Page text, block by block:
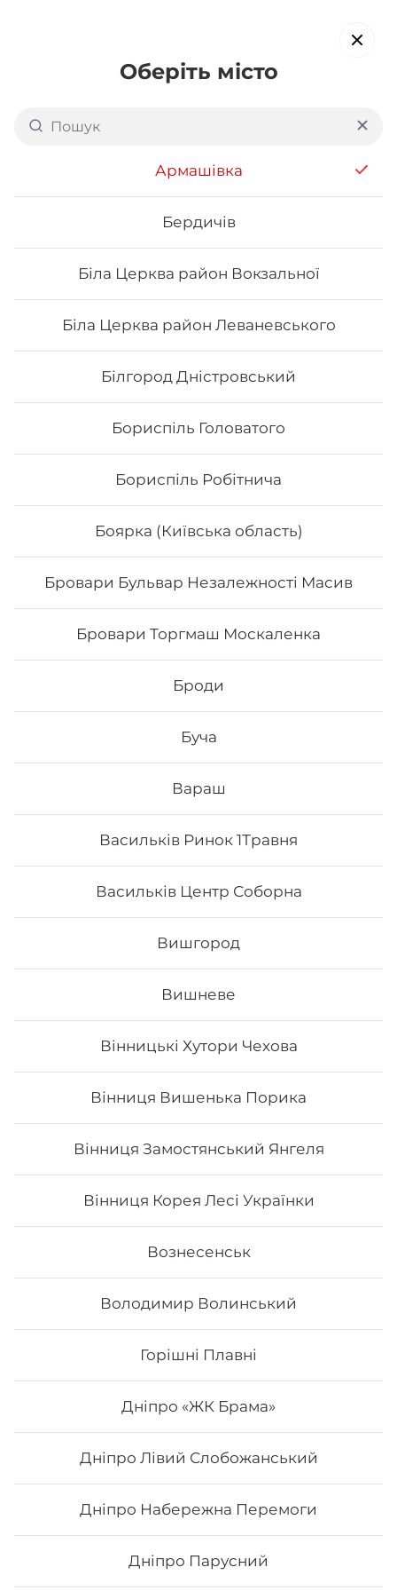
Оберіть місто
Армашівка
Бердичів
Біла Церква район Вокзальної
Біла Церква район Леваневського
Білгород Дністровський
Бориспіль Головатого
Бориспіль Робітнича
Боярка (Київська область)
Бровари Бульвар Незалежності Масив
Бровари Торгмаш Москаленка
Броди
Буча
Вараш
Васильків Ринок 1Травня
Васильків Центр Соборна
Вишгород
Вишневе
Вінницькі Хутори Чехова
Вінниця Вишенька Порика
Вінниця Замостянський Янгеля
Вінниця Корея Лесі Українки
Вознесенськ
Володимир Волинський
Горішні Плавні
Дніпро «ЖК Брама»
Дніпро Лівий Слобожанський
Дніпро Набережна Перемоги
Дніпро Парусний
Доставка суші в
обирайте страви, які вам подобаються про все інше ми
подбаємо
Акція тижня Сети Роли від шефа
Pumpkin rolls
Якудза
Вага: 280 г Склад: Норі, Рис, Крем-сир, Маринований
Ханамі
Вага: 266 г Склад: Рис, Соєвий папір, Авокадо, Вугор,
222₴
Каліфорнія з маринованим
гарбузом
Вага: 255 г Склад: Норі, Рис, Кунжут, Огірок, Манго,